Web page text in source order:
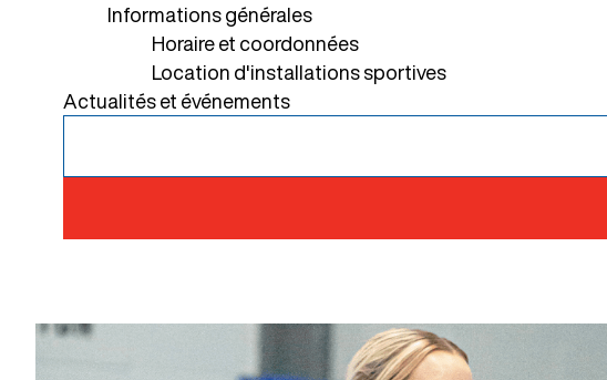
Informations générales
Horaire et coordonnées
Location d'installations sportives
Actualités et événements